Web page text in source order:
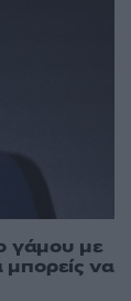
γάμου με
μπορείς να